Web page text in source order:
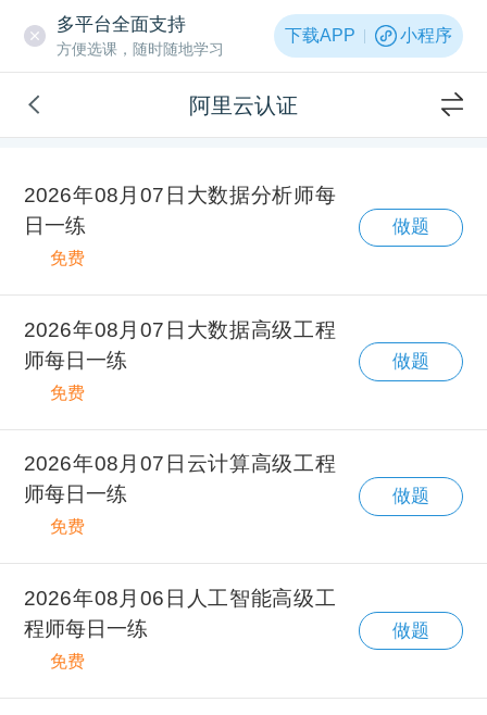
多平台全面支持
方便选课，随时随地学习
下载APP 小程序
阿里云认证
2026年08月07日大数据分析师每
日一练
免费
做题
2026年08月07日大数据高级工程
师每日一练
免费
做题
2026年08月07日云计算高级工程
师每日一练
免费
做题
2026年08月06日人工智能高级工
程师每日一练
免费
做题